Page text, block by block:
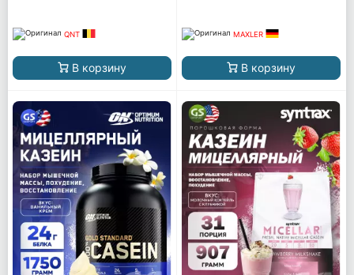
QNT
В корзину
MAXLER
В корзину